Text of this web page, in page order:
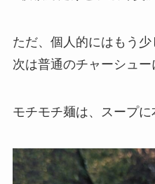
ただ、個人的にはもう少
次は普通のチャーシュー
モチモチ麺は、スープに